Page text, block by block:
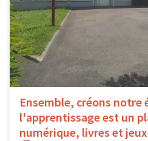
Ensemble, créons notre
l'apprentissage est un
numérique, livres et